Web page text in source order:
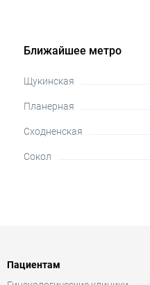
Ближайшее метро
Щукинская
Планерная
Сходненская
Сокол
Пациентам